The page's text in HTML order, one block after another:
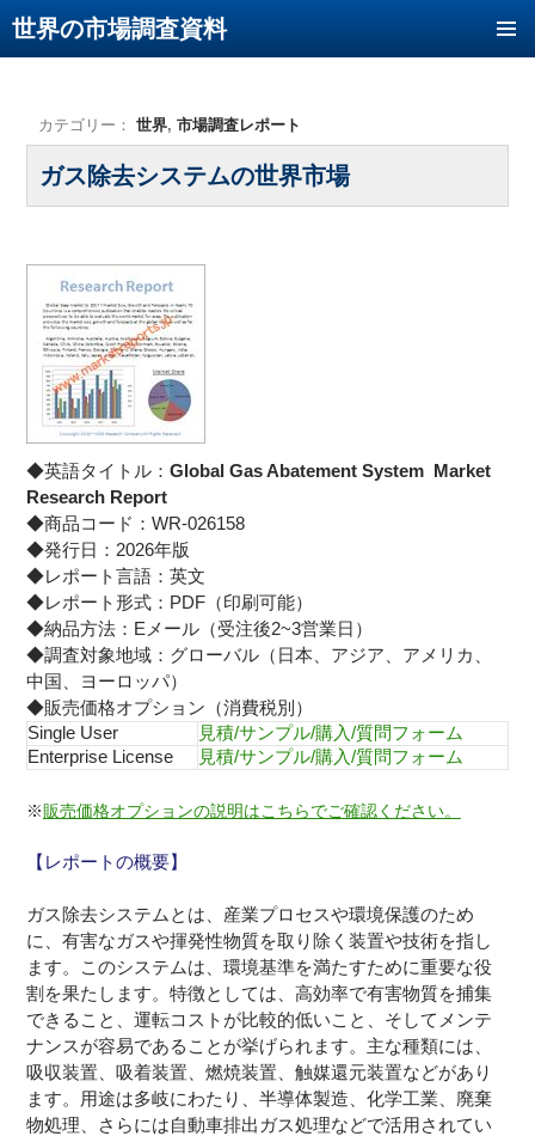
世界の市場調査資料
カテゴリー： 世界, 市場調査レポート
ガス除去システムの世界市場
◆英語タイトル： Global Gas Abatement System Market
Research Report
◆商品コード：WR-026158
◆発行日：2026年版
◆レポート言語：英文
◆レポート形式：PDF（印刷可能）
◆納品方法：Eメール（受注後2~3営業日）
◆調査対象地域：グローバル（日本、アジア、アメリカ、
中国、ヨーロッパ）
◆販売価格オプション（消費税別）
Single User
見積/サンプル/購入/質問フォーム
Enterprise License
見積/サンプル/購入/質問フォーム
※販売価格オプションの説明はこちらでご確認ください。
【レポートの概要】
ガス除去システムとは、産業プロセスや環境保護のため
に、有害なガスや揮発性物質を取り除く装置や技術を指し
ます。このシステムは、環境基準を満たすために重要な役
割を果たします。特徴としては、高効率で有害物質を捕集
できること、運転コストが比較的低いこと、そしてメンテ
ナンスが容易であることが挙げられます。主な種類には、
吸収装置、吸着装置、燃焼装置、触媒還元装置などがあり
ます。用途は多岐にわたり、半導体製造、化学工業、廃棄
物処理、さらには自動車排出ガス処理などで活用されてい